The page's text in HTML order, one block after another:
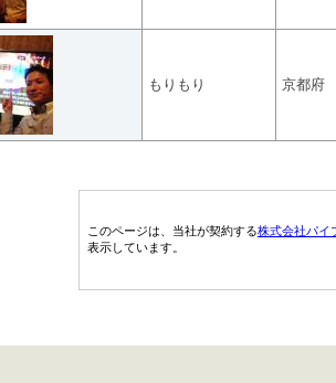
もりもり 京都府
このページは、当社が契約する株式会社パイ
表示しています。